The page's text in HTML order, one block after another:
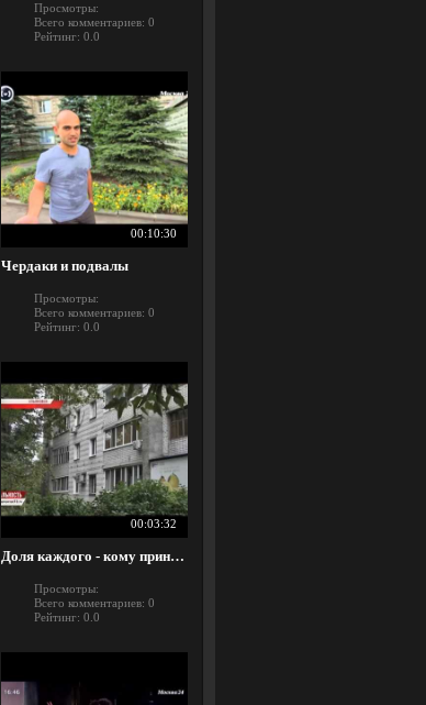
Просмотры:
Всего комментариев: 0
Рейтинг: 0.0
00:10:30
Чердаки и подвалы
Просмотры:
Всего комментариев: 0
Рейтинг: 0.0
00:03:32
Доля каждого - кому принадлежат чердаки и подвалы?
Просмотры:
Всего комментариев: 0
Рейтинг: 0.0